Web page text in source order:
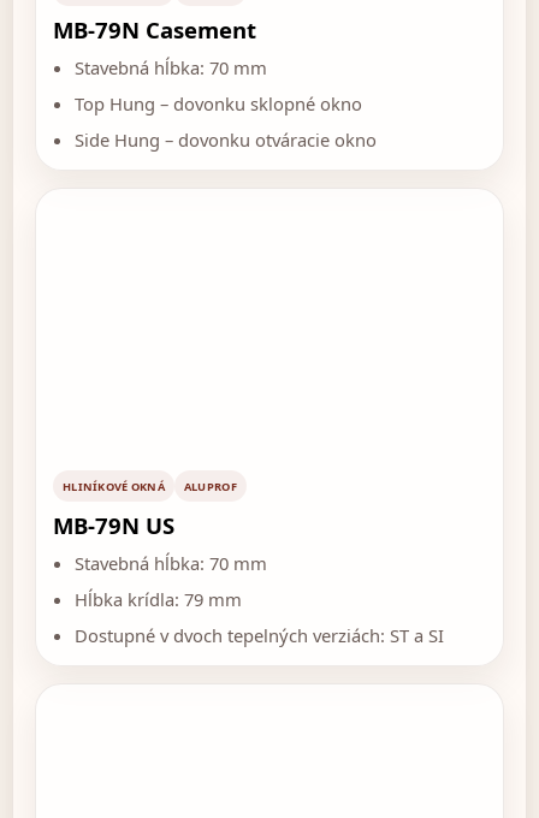
MB-79N Casement
Stavebná hĺbka: 70 mm
Top Hung – dovonku sklopné okno
Side Hung – dovonku otváracie okno
HLINÍKOVÉ OKNÁ ALUPROF
MB-79N US
Stavebná hĺbka: 70 mm
Hĺbka krídla: 79 mm
Dostupné v dvoch tepelných verziách: ST a SI